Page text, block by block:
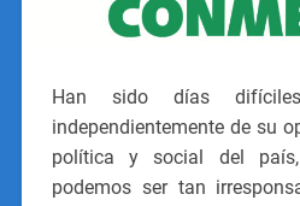
Han sido días
independientemente de su
política y social del
podemos ser tan